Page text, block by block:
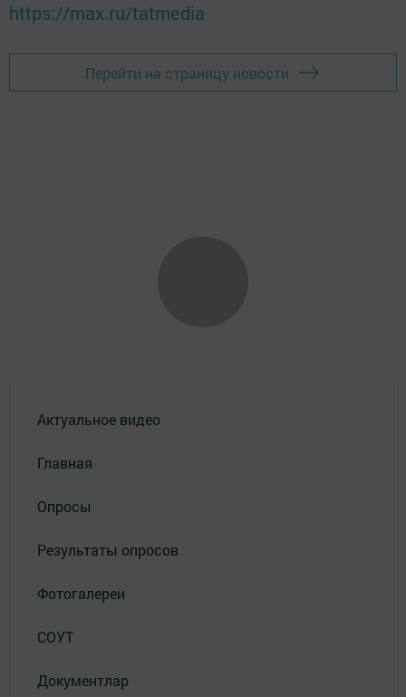
https://max.ru/tatmedia
Перейти на страницу новости
Актуальное видео
Главная
Опросы
Результаты опросов
Фотогалереи
СОУТ
Документлар